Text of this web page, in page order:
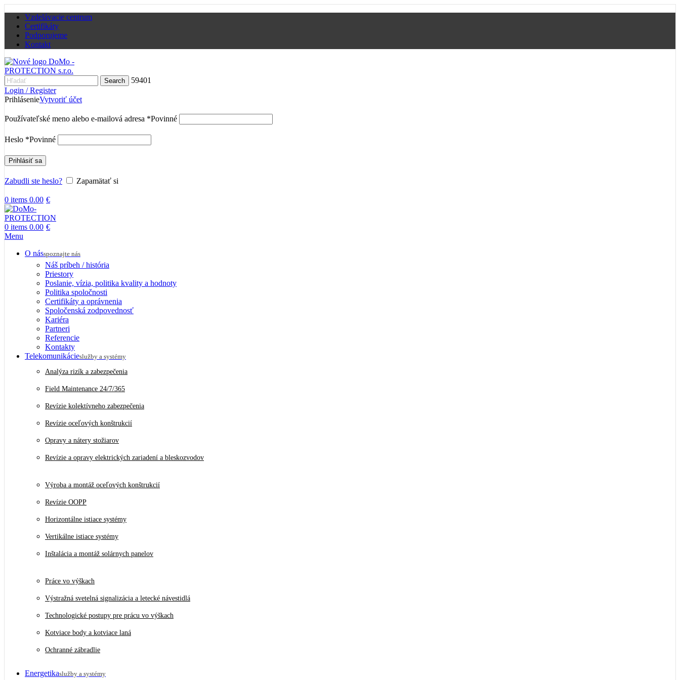
Vzdelávacie centrum
Certifikáty
Podporujeme
Kontakt
Search
59401
Login / Register
PrihlásenieVytvoriť účet
Používateľské meno alebo e-mailová adresa *Povinné
Heslo *Povinné
Prihlásiť sa
Zabudli ste heslo? Zapamätať si
0 items 0.00 €
0 items 0.00 €
Menu
O násspoznajte nás
Náš príbeh / história
Priestory
Poslanie, vízia, politika kvality a hodnoty
Politika spoločnosti
Certifikáty a oprávnenia
Spoločenská zodpovednosť
Kariéra
Partneri
Referencie
Kontakty
Telekomunikácieslužby a systémy
Analýza rizík a zabezpečenia
Field Maintenance 24/7/365
Revízie kolektívneho zabezpečenia
Revízie oceľových konštrukcií
Opravy a nátery stožiarov
Revízie a opravy elektrických zariadení a bleskozvodov
Výroba a montáž oceľových konštrukcií
Revízie OOPP
Horizontálne istiace systémy
Vertikálne istiace systémy
Inštalácia a montáž solárnych panelov
Práce vo výškach
Výstražná svetelná signalizácia a letecké návestidlá
Technologické postupy pre prácu vo výškach
Kotviace body a kotviace laná
Ochranné zábradlie
Energetikaslužby a systémy